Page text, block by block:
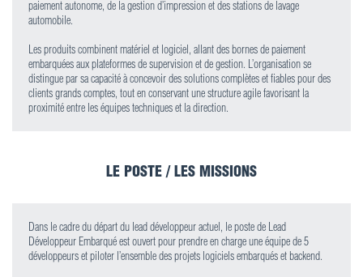
paiement autonome, de la gestion d’impression et des stations de lavage
automobile.
Les produits combinent matériel et logiciel, allant des bornes de paiement
embarquées aux plateformes de supervision et de gestion. L’organisation se
distingue par sa capacité à concevoir des solutions complètes et fiables pour des
clients grands comptes, tout en conservant une structure agile favorisant la
proximité entre les équipes techniques et la direction.
LE POSTE / LES MISSIONS
Dans le cadre du départ du lead développeur actuel, le poste de Lead
Développeur Embarqué est ouvert pour prendre en charge une équipe de 5
développeurs et piloter l’ensemble des projets logiciels embarqués et backend.